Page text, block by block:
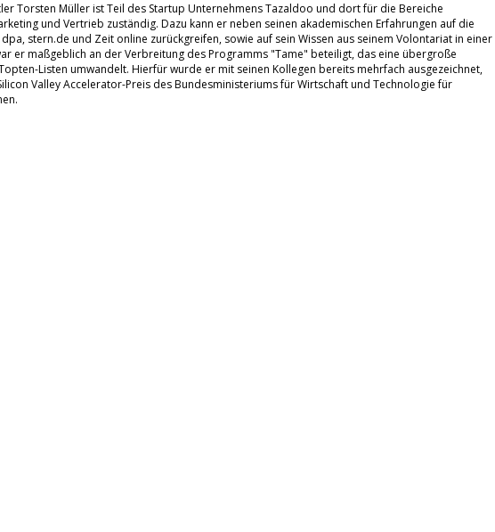
Torsten Müller ist Teil des Startup Unternehmens Tazaldoo und dort für die Bereiche
und Vertrieb zuständig. Dazu kann er neben seinen akademischen Erfahrungen auf die
stern.de und Zeit online zurückgreifen, sowie auf sein Wissen aus seinem Volontariat in einer
er maßgeblich an der Verbreitung des Programms "Tame" beteiligt, das eine übergroße
Listen umwandelt. Hierfür wurde er mit seinen Kollegen bereits mehrfach ausgezeichnet,
Valley Accelerator-Preis des Bundesministeriums für Wirtschaft und Technologie für